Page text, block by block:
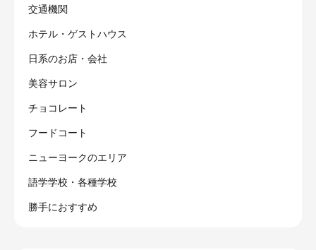
交通機関
ホテル・ゲストハウス
日系のお店・会社
美容サロン
チョコレート
フードコート
ニューヨークのエリア
語学学校・各種学校
勝手におすすめ